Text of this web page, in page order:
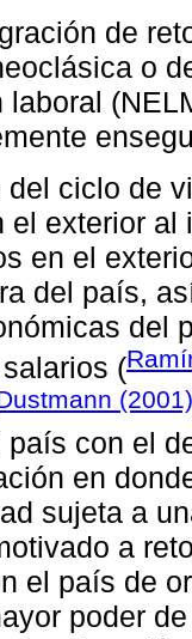
de
o
laboral
del ciclo de
el exterior
en el
del país,
del
(
(2001)
con el
en
sujeta a
a
el país de
poder